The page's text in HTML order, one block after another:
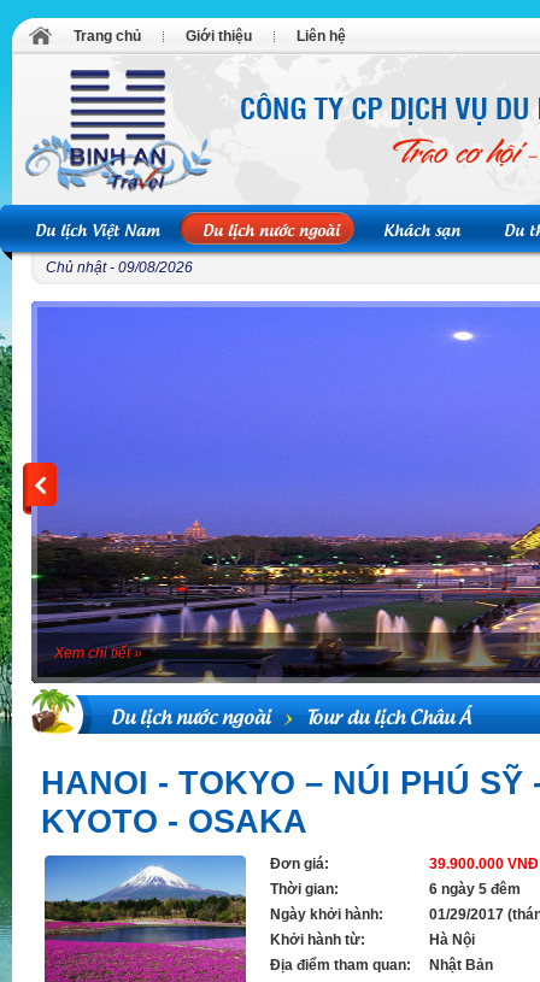
Trang chủ Giới thiệu Liên hệ
Du lịch Việt Nam Du lịch nước ngoài Khách sạn Du
Chủ nhật - 09/08/2026
Du lịch nước ngoài Tour du lịch Châu Á
HANOI - TOKYO – NÚI PHÚ SỸ
KYOTO - OSAKA
Đơn giá:
39.900.000 VNĐ
Thời gian:
6 ngày 5 đêm
Ngày khởi hành:
01/29/2017
Khởi hành từ:
Hà Nội
Địa điểm tham quan:
Nhật Bản